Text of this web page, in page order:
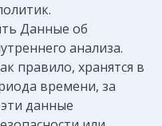
Данные об
анализа.
правило, хранятся в
времени, за
данные